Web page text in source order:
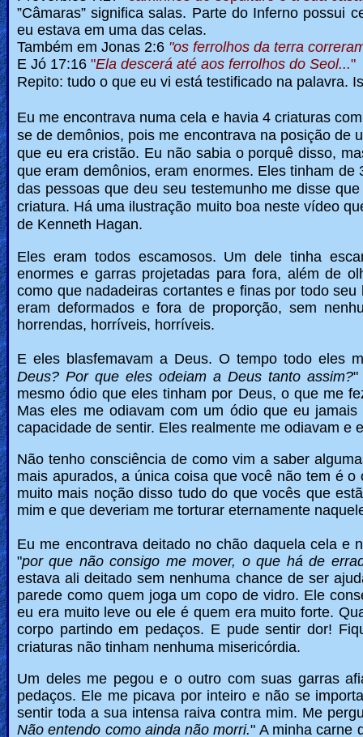
Other
Languages
Contact/Feedback/Donate
Follow
us
Social
Media
PDF
Books
Random
Video
Ask
AI
Bible
Questions
Something
Funny...
2nd
Page,
Older
Material
”Câmaras” significa salas. Parte do Inferno possui
eu estava em uma das celas.
Também em Jonas 2:6 "os ferrolhos da terra
E Jó 17:16 "Ela descerá até aos ferrolhos do Seol..."
Repito: tudo o que eu vi está testificado na palavra.
Eu me encontrava numa cela e havia 4 criaturas
se de demônios, pois me encontrava na posição de
que eu era cristão. Eu não sabia o porquê disso,
que eram demônios, eram enormes. Eles tinham
das pessoas que deu seu testemunho me disse
criatura. Há uma ilustração muito boa neste vídeo
de Kenneth Hagan.
Eles eram todos escamosos. Um dele tinha
enormes e garras projetadas para fora, além de
como que nadadeiras cortantes e finas por todo
eram deformados e fora de proporção, sem
horrendas, horríveis, horríveis.
E eles blasfemavam a Deus. O tempo todo eles
Deus? Por que eles odeiam a Deus tanto assim?"
mesmo ódio que eles tinham por Deus, o que me
Mas eles me odiavam com um ódio que eu
capacidade de sentir. Eles realmente me odiavam
Não tenho consciência de como vim a saber
mais apurados, a única coisa que você não tem é
muito mais noção disso tudo do que vocês que
mim e que deveriam me torturar eternamente
Eu me encontrava deitado no chão daquela cela e
"por que não consigo me mover, o que há de
estava ali deitado sem nenhuma chance de ser
parede como quem joga um copo de vidro. Ele
eu era muito leve ou ele é quem era muito forte.
corpo partindo em pedaços. E pude sentir dor!
criaturas não tinham nenhuma misericórdia.
Um deles me pegou e o outro com suas garras
pedaços. Ele me picava por inteiro e não se
sentir toda a sua intensa raiva contra mim. Me
Não entendo como ainda não morri." A minha carne